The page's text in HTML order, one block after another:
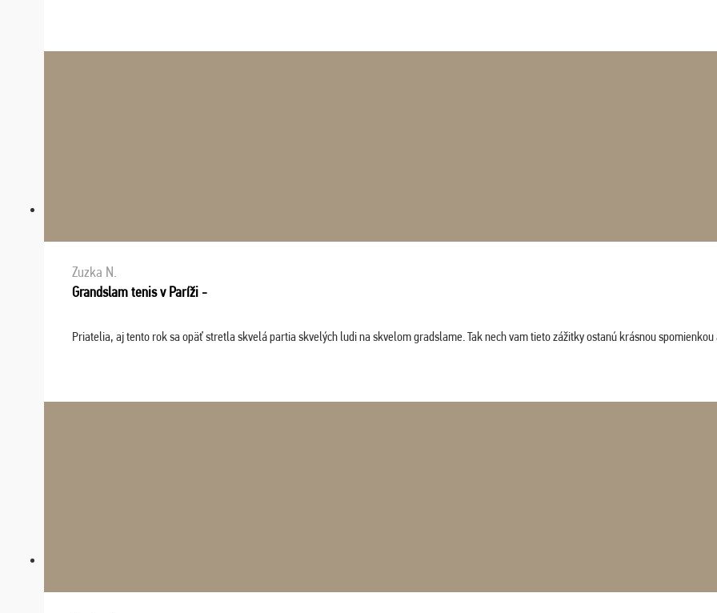
Zuzka N.
Grandslam tenis v Paríži -
Priatelia, aj tento rok sa opäť stretla skvelá partia skvelých ludi na skvelom gradslame. Tak nech vam tieto zážitky ostanú krásnou